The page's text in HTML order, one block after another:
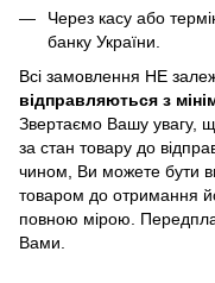
Через касу або
банку України.
Всі замовлення НЕ
відправляються з
Звертаємо Вашу увагу,
за стан товару до
чином, Ви можете бути
товаром до отримання
повною мірою.
Вами.